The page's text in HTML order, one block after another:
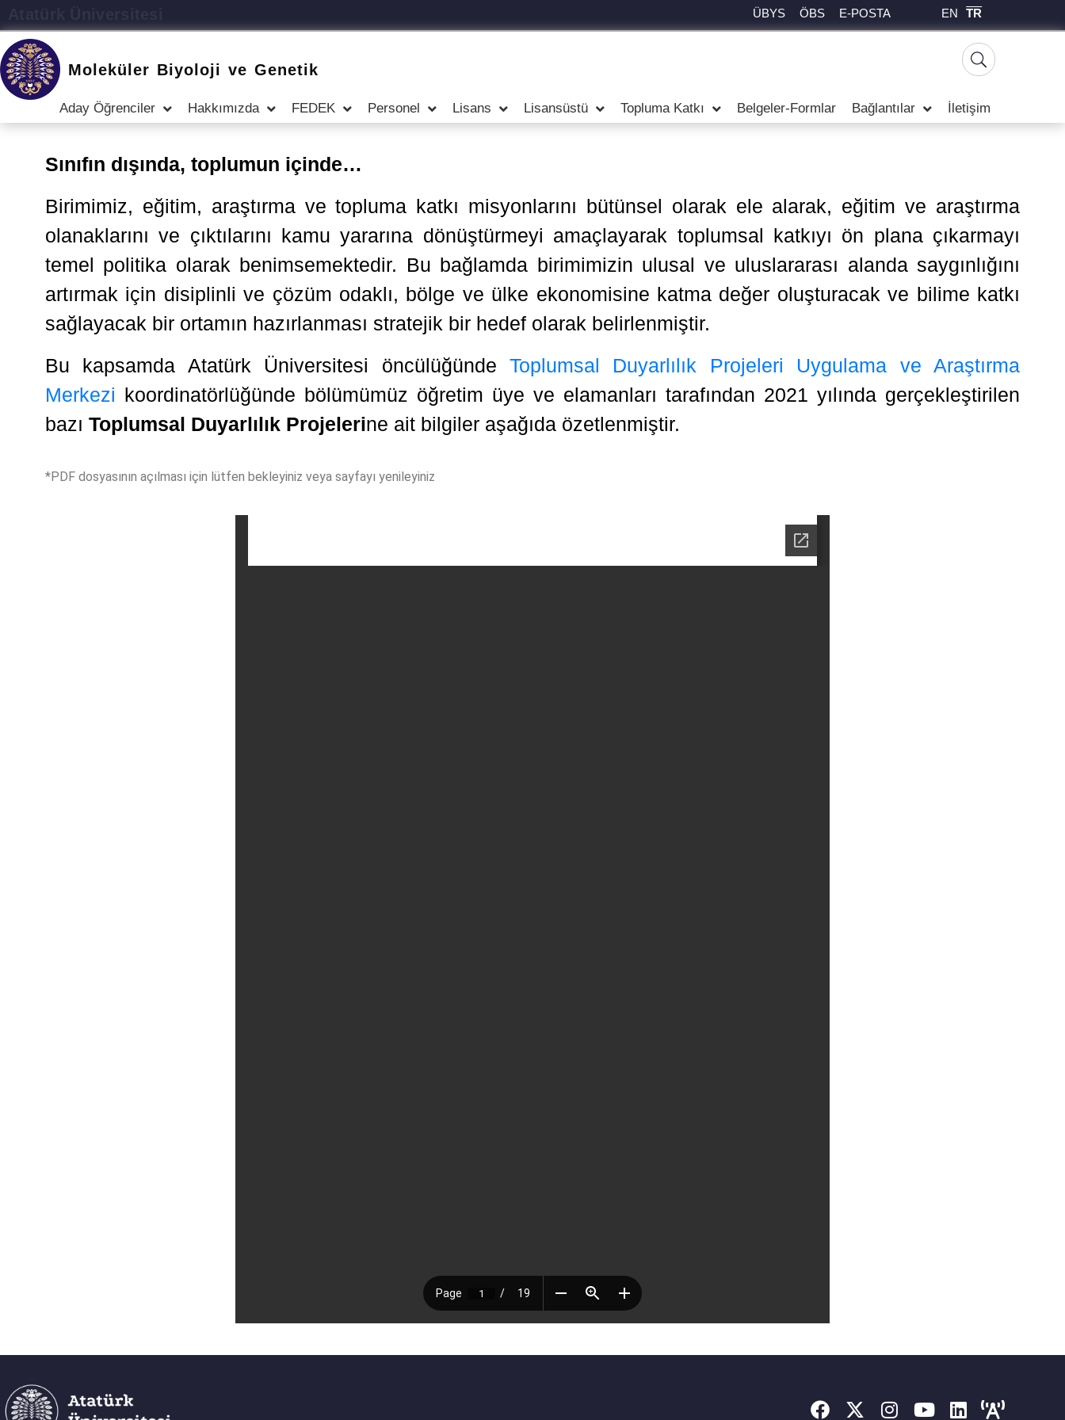
ÜBYS ÖBS E-POSTA EN TR
Moleküler Biyoloji ve Genetik
Aday Öğrenciler Hakkımızda FEDEK Personel Lisans Lisansüstü Topluma Katkı Belgeler-Formlar Bağlantılar İletişim
Sınıfın dışında, toplumun içinde…
Birimimiz, eğitim, araştırma ve topluma katkı misyonlarını bütünsel olarak ele alarak, eğitim ve araştırma
olanaklarını ve çıktılarını kamu yararına dönüştürmeyi amaçlayarak toplumsal katkıyı ön plana çıkarmayı
temel politika olarak benimsemektedir. Bu bağlamda birimimizin ulusal ve uluslararası alanda saygınlığını
artırmak için disiplinli ve çözüm odaklı, bölge ve ülke ekonomisine katma değer oluşturacak ve bilime katkı
sağlayacak bir ortamın hazırlanması stratejik bir hedef olarak belirlenmiştir.
Bu kapsamda Atatürk Üniversitesi öncülüğünde Toplumsal Duyarlılık Projeleri Uygulama ve Araştırma
Merkezi koordinatörlüğünde bölümümüz öğretim üye ve elamanları tarafından 2021 yılında gerçekleştirilen
bazı Toplumsal Duyarlılık Projelerine ait bilgiler aşağıda özetlenmiştir.
*PDF dosyasının açılması için lütfen bekleyiniz veya sayfayı yenileyiniz